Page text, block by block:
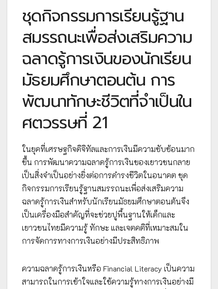
ชุดกิจกรรมการเรียนรู้ฐาน
สมรรถนะเพื่อส่งเสริมความ
ฉลาดรู้การเงินของนักเรียน
มัธยมศึกษาตอนต้น การ
พัฒนาทักษะชีวิตที่จำเป็นใน
ศตวรรษที่ 21
ในยุคที่เศรษฐกิจดิจิทัลและการเงินมีความซับซ้อนมาก
ขึ้น การพัฒนาความฉลาดรู้การเงินของเยาวชนกลาย
เป็นสิ่งจำเป็นอย่างยิ่งต่อการดำรงชีวิตในอนาคต ชุด
กิจกรรมการเรียนรู้ฐานสมรรถนะเพื่อส่งเสริมความ
ฉลาดรู้การเงินสำหรับนักเรียนมัธยมศึกษาตอนต้นจึง
เป็นเครื่องมือสำคัญที่จะช่วยปูพื้นฐานให้เด็กและ
เยาวชนไทยมีความรู้ ทักษะ และเจตคติที่เหมาะสมใน
การจัดการทางการเงินอย่างมีประสิทธิภาพ
ความฉลาดรู้การเงินหรือ Financial Literacy เป็นความ
สามารถในการเข้าใจและใช้ความรู้ทางการเงินอย่างมี